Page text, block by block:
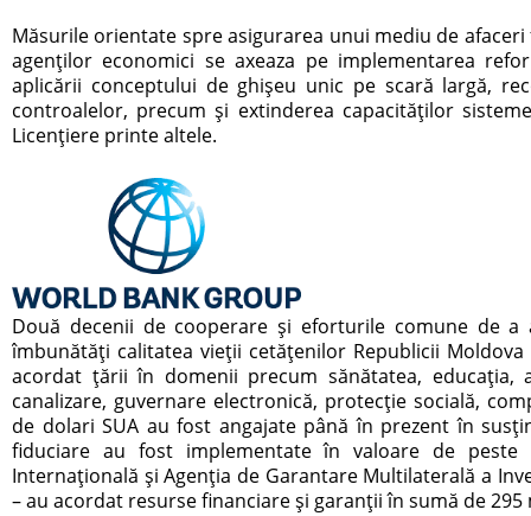
Măsurile orientate spre asigurarea unui mediu de
agenților economici se axeaza pe implementarea
aplicării conceptului de ghișeu unic pe scară largă,
controalelor, precum și extinderea capacităților
Licențiere printe altele.
Două decenii de cooperare şi eforturile comune de
îmbunătăţi calitatea vieţii cetăţenilor Republicii
acordat ţării în domenii precum sănătatea, educaţia,
canalizare, guvernare electronică, protecţie socială,
de dolari SUA au fost angajate până în prezent în
fiduciare au fost implementate în valoare de peste
Internațională şi Agenţia de Garantare Multilaterală a
– au acordat resurse financiare şi garanţii în sumă de 295